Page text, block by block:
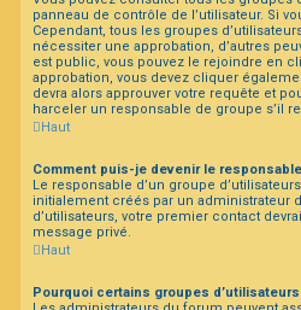
panneau de contrôle de l’utilisateur. Si
Cependant, tous les groupes
nécessiter une approbation, d’autres
est public, vous pouvez le rejoindre en
approbation, vous devez cliquer
devra alors approuver votre requête et
harceler un responsable de groupe s’il
Haut
Comment puis-je devenir le
Le responsable d’un groupe
initialement créés par un administrateur
d’utilisateurs, votre premier contact
message privé.
Haut
Pourquoi certains groupes